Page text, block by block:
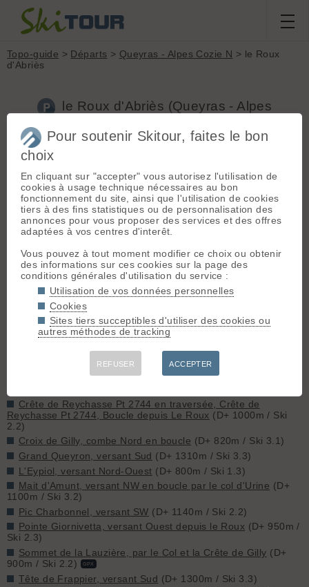
Topo-guide > Départs > Queyras - Alpes Cozie N > le Roux
d'Abriès
le Roux d'Abriès (Queyras - Alpes
> Abriès > Le Roux
Pour les courses vers Valpréveyre, il est préférable de partir de
la 1ère épingle à cheveux (chapelle St Barthélémy - 1675m)
sous le Roux d'Abriès, plutôt que du village. (toujours deneigé)
Limitez votre impact : Privilégiez les départs proches, les
Topos associés - le Roux d'Abriès
Bric Bouchet, Arête Sud-Ouest(D+ 1270m / Ski 5.3)
Bric Bouchet, Couloir S
(D+ 1270m / Ski 5.2)
Bric Froid, Face S(D+ 1530m / Ski 4.1)
Col de Valpréveyre, versant Sud
(D+ 1000m / Ski 2.1)
Col des Thures, versant Sud-Est(D+ 1050m / Ski 3.1)
Crête de Reychasse Pt 2744 en traversée, Crête de
Reychasse Pt 2744, Boucle depuis Le Roux (D+ 1000m / Ski
2.2)
Croix de Gilly, combe Nord en boucle (D+ 820m / Ski 3.1)
Grand Queyron, versant Sud (D+ 1310m / Ski 3.3)
L'Eypiol, versant Nord-Ouest (D+ 800m / Ski 1.3)
Mait d'Amunt, versant NW en boucle par le col d'Urine (D+
1100m / Ski 3.2)
Pic Charbonnel, versant SW (D+ 1140m / Ski 2.2)
Pointe Giornivetta, versant Ouest depuis le Roux (D+ 950m /
Ski 2.3)
Sommet de la Lauzière, par le Col et la Crête de Gilly (D+
900m / Ski 2.2)
GPX
Tête de Frappier, versant Sud (D+ 1300m / Ski 3.3)
Pour soutenir Skitour, faites le bon
choix
En cliquant sur "accepter" vous autorisez l'utilisation de
cookies à usage technique nécessaires au bon
fonctionnement du site, ainsi que l'utilisation de cookies
tiers à des fins statistiques ou de personnalisation des
annonces pour vous proposer des services et des offres
adaptées à vos centres d'interêt.
Vous pouvez à tout moment modifier ce choix ou obtenir
des informations sur ces cookies sur la page des
conditions générales d'utilisation du service :
Utilisation de vos données personnelles
Cookies
Sites tiers succeptibles d'utiliser des cookies ou
autres méthodes de tracking
REFUSER ACCEPTER